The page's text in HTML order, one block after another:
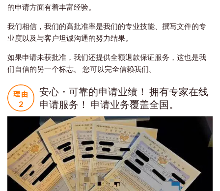
的申请方面有着丰富经验。
我们相信，我们的高批准率是我们的专业技能、撰写文件的专
业度以及与客户坦诚沟通的努力结果。
如果申请未获批准，我们还提供全额退款保证服务，这也是我
们自信的另一个标志。 您可以完全信赖我们。
安心・可靠的申请业绩！ 拥有专家在线
申请服务！ 申请业务覆盖全国。